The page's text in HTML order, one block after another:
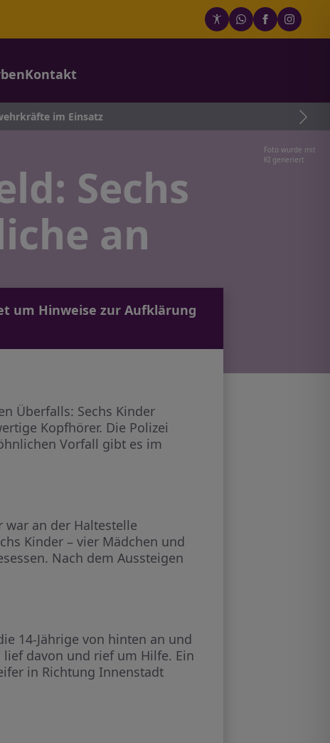
Kontakt
Foto wurde mit
KI generiert
Sechs
an
um Hinweise zur Aufklärung
Überfalls: Sechs Kinder
Kopfhörer. Die Polizei
Vorfall gibt es im
war an der Haltestelle
Kinder – vier Mädchen und
Nach dem Aussteigen
14-Jährige von hinten an und
davon und rief um Hilfe. Ein
in Richtung Innenstadt